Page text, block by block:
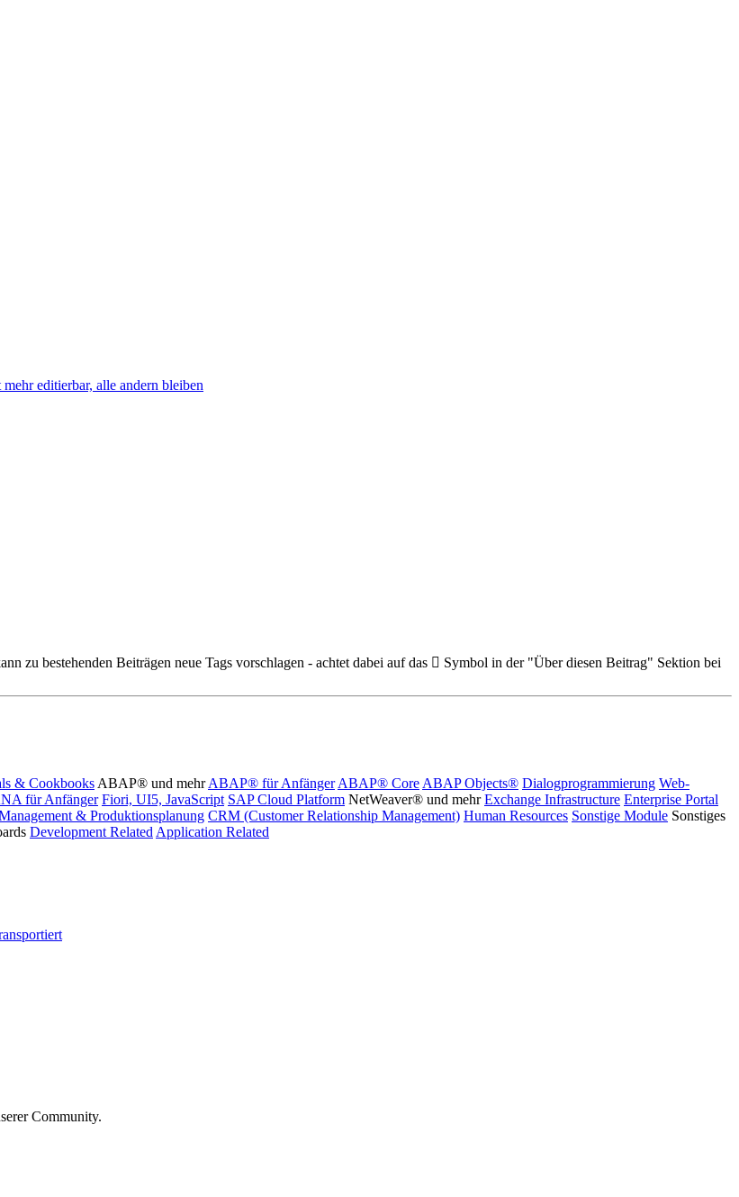
editierbar, alle andern bleiben
zu bestehenden Beiträgen neue Tags vorschlagen - achtet dabei auf das
Symbol in der "Über diesen Beitrag" Sektion bei
& Cookbooks ABAP® und mehr ABAP® für Anfänger ABAP® Core ABAP Objects® Dialogprogrammierung Web-
für Anfänger Fiori, UI5, JavaScript SAP Cloud Platform NetWeaver® und mehr Exchange Infrastructure Enterprise Portal
& Produktionsplanung CRM (Customer Relationship Management) Human Resources Sonstige Module Sonstiges
Development Related Application Related
Community.